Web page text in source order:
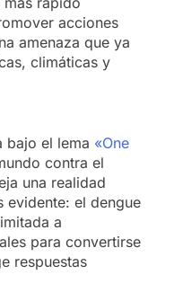
acciones
amenaza que ya
climáticas y
bajo el lema «One
contra el
una realidad
evidente: el dengue
a
para convertirse
respuestas